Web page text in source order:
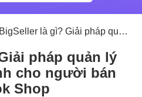
BigSeller là gì? Giải pháp quản lý bán hàng đa kênh cho người bán Shopee và TikTok Shop
pháp quản lý
cho người bán
Shop